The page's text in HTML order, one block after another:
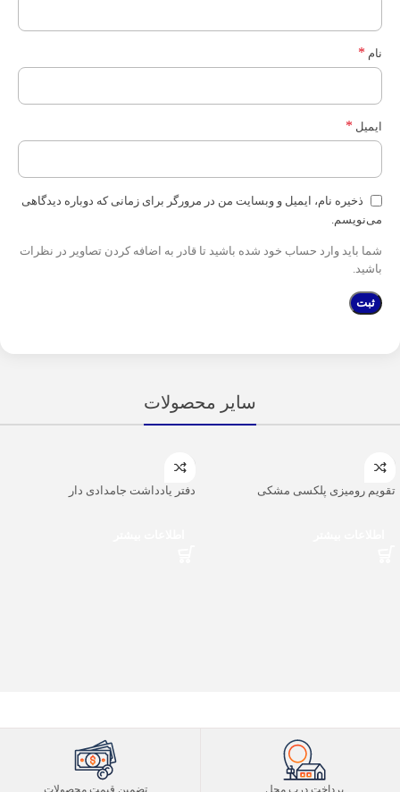
نام *
ایمیل *
ذخیره نام، ایمیل و وبسایت من در مرورگر برای زمانی که دوباره دیدگاهی
می‌نویسم.
شما باید وارد حساب خود شده باشید تا قادر به اضافه کردن تصاویر در نظرات
باشید.
سایر محصولات
تقویم رومیزی پلکسی مشکی دفتر یادداشت جامدادی دار
پرداخت درب محل تضمین قیمت محصولات